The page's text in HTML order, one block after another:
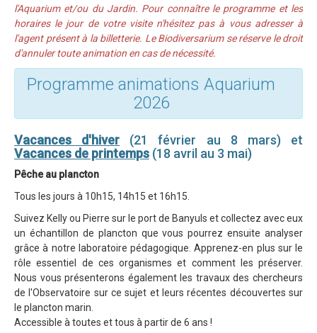
Les explorations et les récoltes
L'étude et la description
Préparez votre visite
Horaires d'ouvertures
Réservation
Accès
Location d'espaces
FAQ
l'Aquarium et/ou du Jardin. Pour connaître le programme et les
horaires le jour de votre visite n'hésitez pas à vous adresser à
l'agent présent à la billetterie. Le Biodiversarium se réserve le droit
d'annuler toute animation en cas de nécessité.
Programme animations Aquarium
2026
Vacances d'hiver (21 février au 8 mars) et
Vacances de printemps (18 avril au 3 mai)
Pêche au plancton
Tous les jours à 10h15, 14h15 et 16h15.
Suivez Kelly ou Pierre sur le port de Banyuls et collectez avec eux
un échantillon de plancton que vous pourrez ensuite analyser
grâce à notre laboratoire pédagogique. Apprenez-en plus sur le
rôle essentiel de ces organismes et comment les préserver.
Nous vous présenterons également les travaux des chercheurs
de l'Observatoire sur ce sujet et leurs récentes découvertes sur
le plancton marin.
Accessible à toutes et tous à partir de 6 ans !